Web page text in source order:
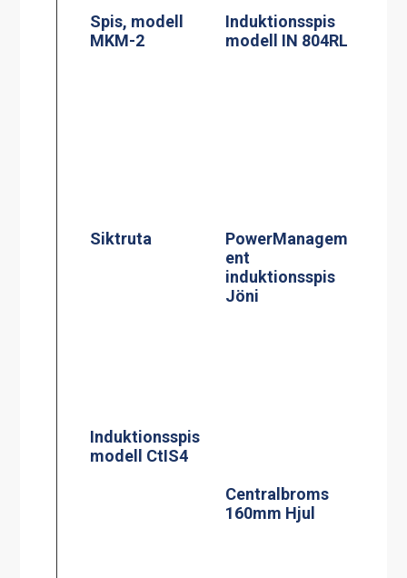
Induktionsspis
modell IN 804RL
Siktruta
PowerManagem
ent
induktionsspis
Jöni
Induktionsspis
modell CtIS4
Centralbroms
160mm Hjul